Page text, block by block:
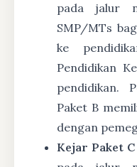
pada jalur
SMP/MTs
ke
Pendidikan
pendidikan.
Paket B
dengan
Kejar Paket C